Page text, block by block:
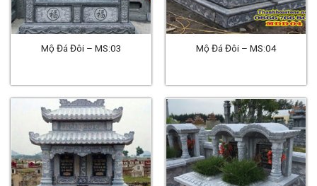
Mộ Đá Đôi – MS:03 Mộ Đá Đôi – MS:04